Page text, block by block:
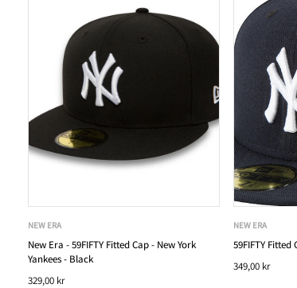
NEW ERA
New Era - 59FIFTY Fitted Cap - New York
Yankees - Black
329,00 kr
NEW ERA
59FIFTY Fitted
349,00 kr